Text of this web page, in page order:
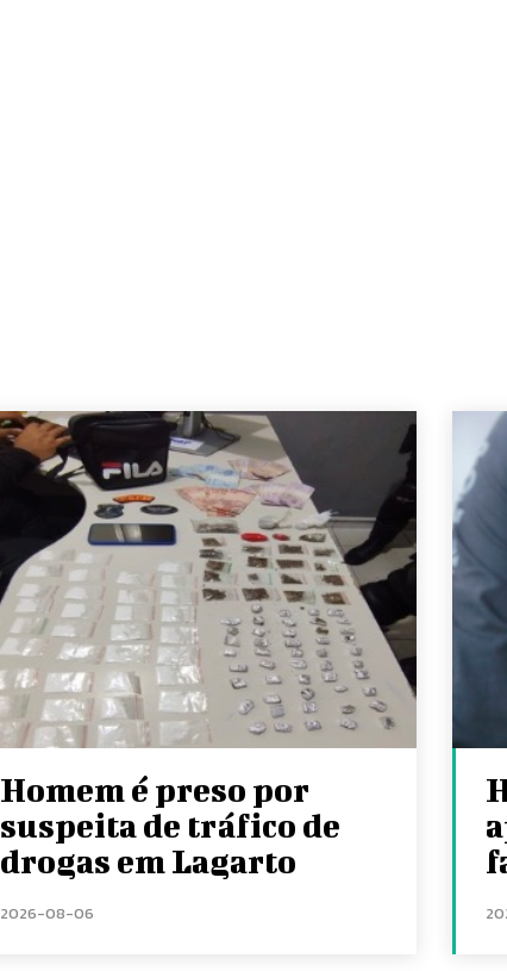
Homem é preso por
suspeita de tráfico de
drogas em Lagarto
2026-08-06